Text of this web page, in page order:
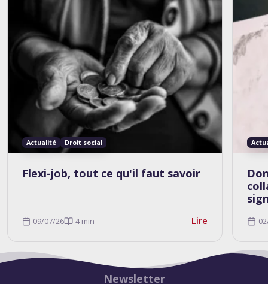
Actualité Droit social
Flexi-job, tout ce qu'il faut savoir
09/07/26 4 min Lire
Newsletter